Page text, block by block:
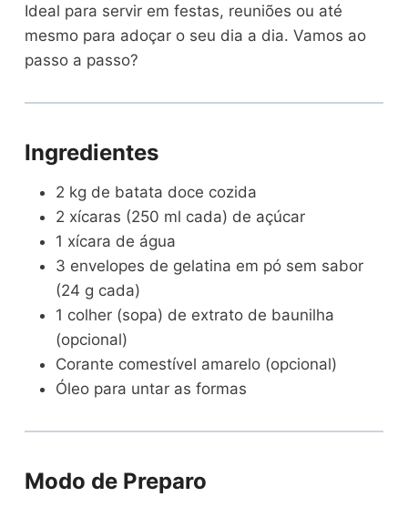
Ideal para servir em festas, reuniões ou até
mesmo para adoçar o seu dia a dia. Vamos ao
passo a passo?
Ingredientes
2 kg de batata doce cozida
2 xícaras (250 ml cada) de açúcar
1 xícara de água
3 envelopes de gelatina em pó sem sabor
(24 g cada)
1 colher (sopa) de extrato de baunilha
(opcional)
Corante comestível amarelo (opcional)
Óleo para untar as formas
Modo de Preparo